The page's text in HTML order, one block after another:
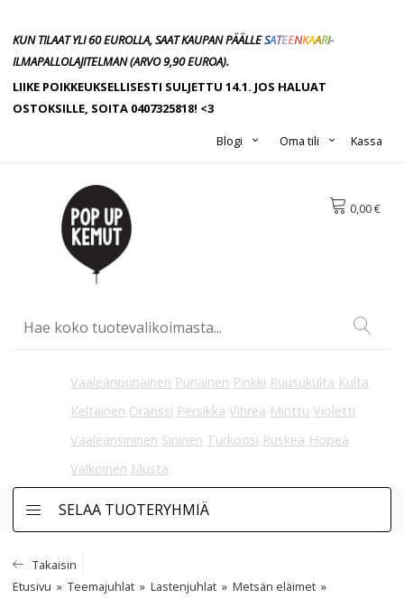
KUN TILAAT YLI 60 EUROLLA, SAAT KAUPAN PÄÄLLESATEENKAARI-
ILMAPALLOLAJITELMAN(ARVO 9,90EUROA).
LIIKE POIKKEUKSELLISESTI SULJETTU 14.1. JOS HALUAT
OSTOKSILLE, SOITA 0407325818! <3
Kassa
Oma tili
Blogi
0,00 €
Vaaleanpunainen Punainen Pinkki Ruusukulta Kulta
Keltainen Oranssi Persikka Vihreä Minttu Violetti
Vaaleansininen Sininen Turkoosi Ruskea Hopea
Valkoinen Musta
SELAA TUOTERYHMIÄ
Takaisin
Etusivu
Teemajuhlat Lastenjuhlat Metsän eläimet